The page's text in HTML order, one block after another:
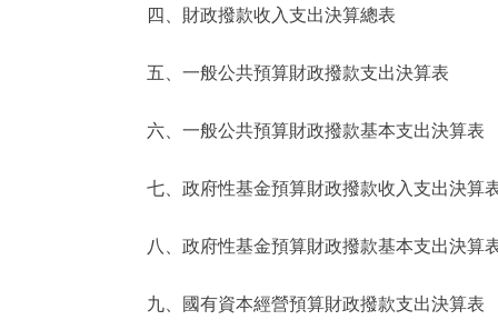
便民服務
仲介服務
政民互動
12345網上接訴即辦
參與調查
四、財政撥款收入支出決算總表
五、一般公共預算財政撥款支出決算表
六、一般公共預算財政撥款基本支出決算表
七、政府性基金預算財政撥款收入支出決算
八、政府性基金預算財政撥款基本支出決算
九、國有資本經營預算財政撥款支出決算表